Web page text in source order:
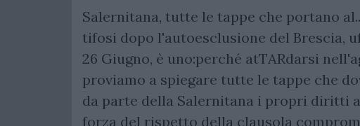
Salernitana, tutte le tappe che portano
tifosi dopo l'autoesclusione del Brescia,
26 Giugno, è uno:perché atTARdarsi
proviamo a spiegare tutte le tappe che
da parte della Salernitana i propri diritti
forza del rispetto della clausola